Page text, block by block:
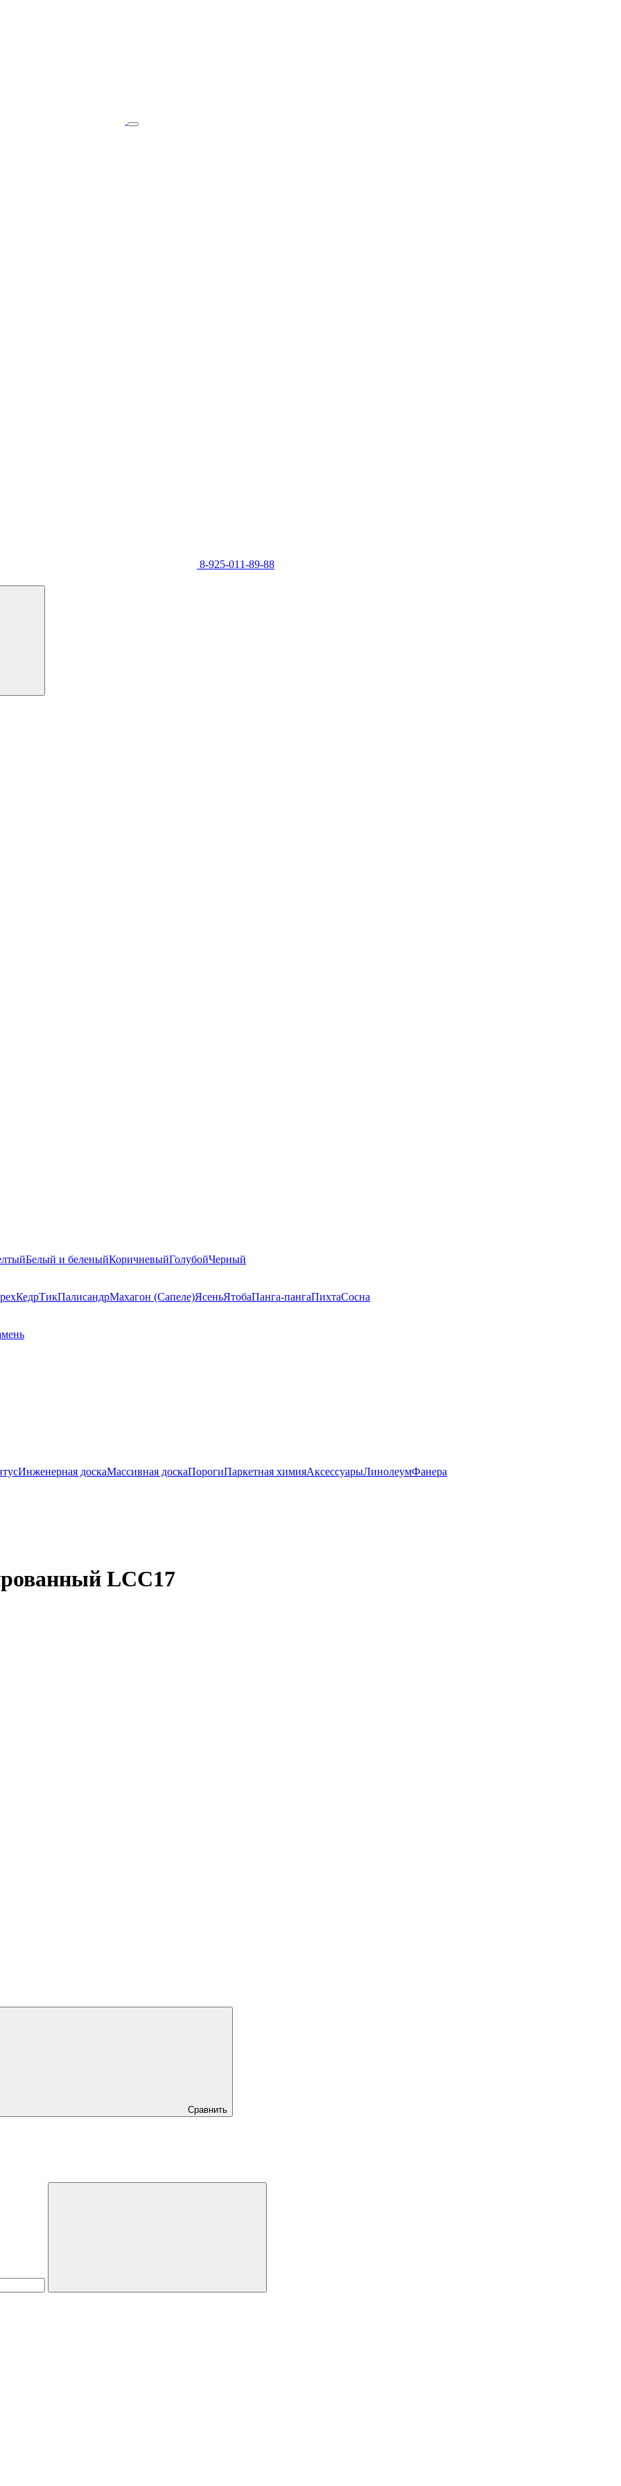
8-925-011-89-88
Белый и беленыйКоричневыйГолубойЧерный
КедрТикПалисандрМахагон (Сапеле)ЯсеньЯтобаПанга-пангаПихтаСосна
Инженерная доскаМассивная доскаПорогиПаркетная химияАксессуарыЛинолеумФанера
LCC17
Сравнить